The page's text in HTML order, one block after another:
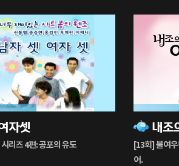
자셋
리즈 4편: 공포의 유도
[13회] 불여
어.
61%
재
생
중